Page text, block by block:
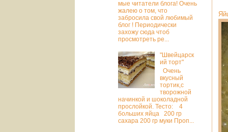
мые читатели блога! Очень
жалею о том, что
забросила свой любимый
блог ! Периодически
захожу сюда чтоб
просмотреть ре...
"Швейцарск
ий торт"
Очень
вкусный
тортик,с
творожной
начинкой и шоколадной
прослойкой. Тесто: 4
больших яйца 200 гр
сахара 200 гр муки Проп...